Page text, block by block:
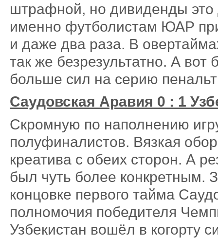
штрафной, но дивиденды это
именно футболистам ЮАР
и даже два раза. В
так же безрезультатно. А
больше сил на серию
Саудовская Аравия 0 : 1
Скромную по наполнению
полуфиналистов. Вязкая
креатива с обеих сторон. А
был чуть более конкретным.
концовке первого тайма
полномочия победителя
Узбекистан вошёл в когорту